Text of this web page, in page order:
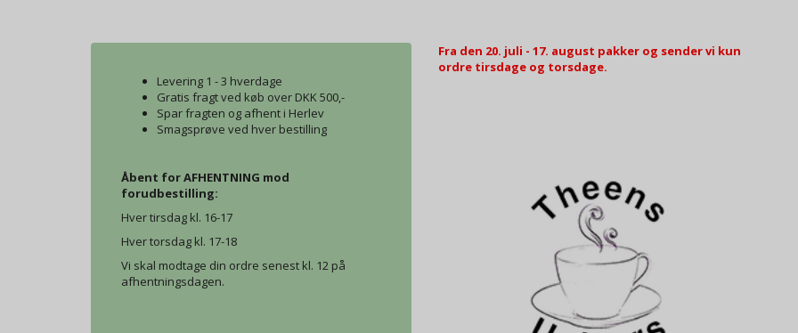
Levering 1 - 3 hverdage
Gratis fragt ved køb over DKK 500,-
Spar fragten og afhent i Herlev
Smagsprøve ved hver bestilling
Åbent for AFHENTNING mod
forudbestilling:
Hver tirsdag kl. 16-17
Hver torsdag kl. 17-18
Vi skal modtage din ordre senest kl. 12 på
afhentningsdagen.
Fra den 20. juli - 17. august pakker og sender vi kun
ordre tirsdage og torsdage.